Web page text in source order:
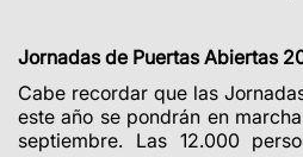
Jornadas de Puertas Abiertas
Cabe recordar que las
este año se pondrán en
septiembre. Las 12.000